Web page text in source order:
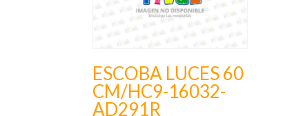
ESCOBA LUCES 60
CM/HC9-16032-
AD291R